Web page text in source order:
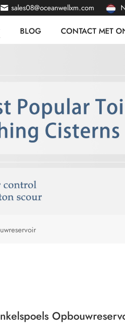
sales08@oceanwellxm.com
italiano
BLOG CONTACT MET